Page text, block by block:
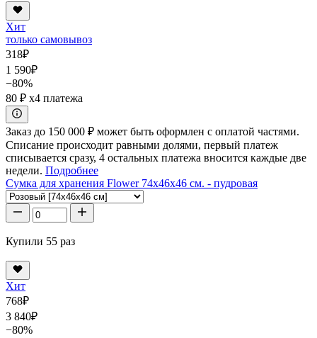
Хит
только самовывоз
318₽
1 590₽
−80%
80 ₽ x4 платежа
Заказ до 150 000 ₽ может быть оформлен с оплатой частями.
Списание происходит равными долями, первый платеж
списывается сразу, 4 остальных платежа вносится каждые две
недели. Подробнее
Сумка для хранения Flower 74x46x46 см. - пудровая
Купили 55 раз
Хит
768₽
3 840₽
−80%